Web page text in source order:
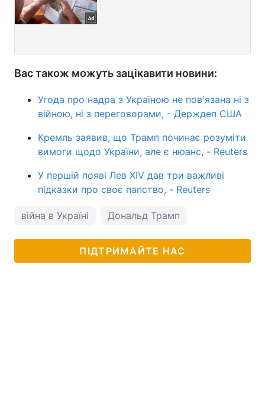
Вас також можуть зацікавити новини:
Угода про надра з Україною не пов'язана ні з
війною, ні з переговорами, - Держдеп США
Кремль заявив, що Трамп починає розуміти
вимоги щодо України, але є нюанс, - Reuters
У першій появі Лев XIV дав три важливі
підказки про своє папство, - Reuters
війна в Україні Дональд Трамп
ПІДТРИМАЙТЕ НАС